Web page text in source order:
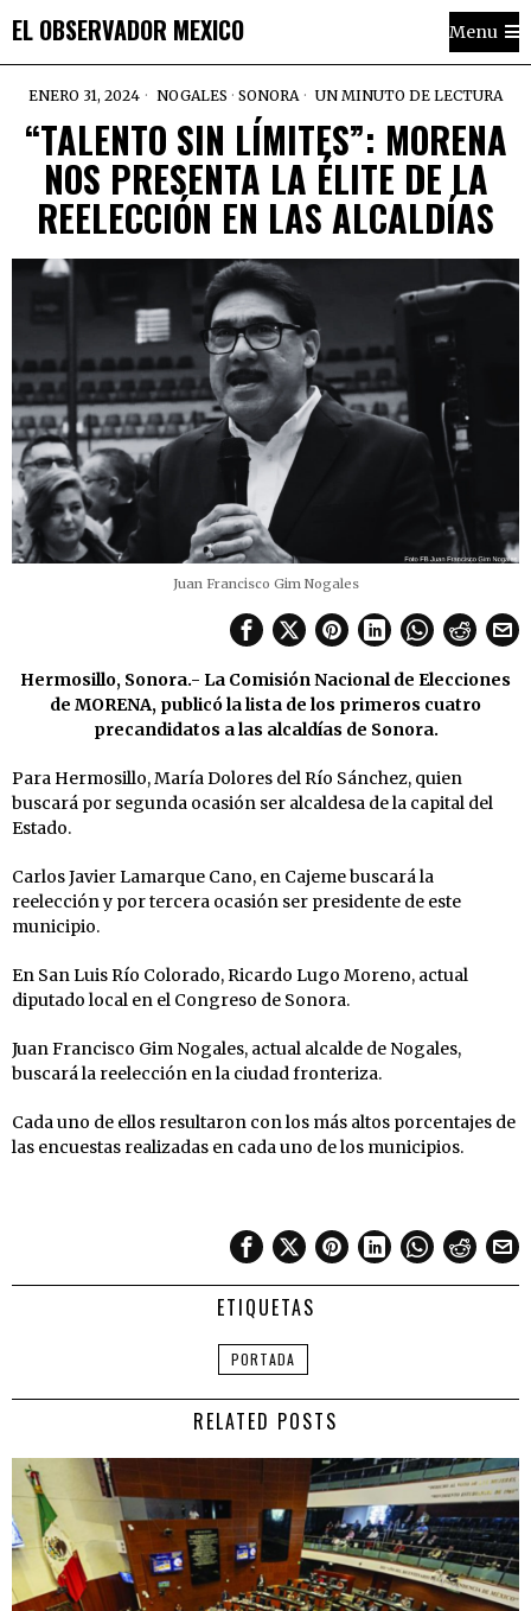
EL OBSERVADOR MEXICO Menu
ENERO 31, 2024 NOGALES · SONORA UN MINUTO DE LECTURA
“TALENTO SIN LÍMITES”: MORENA
NOS PRESENTA LA ÉLITE DE LA
REELECCIÓN EN LAS ALCALDÍAS
Juan Francisco Gim Nogales
Hermosillo, Sonora.- La Comisión Nacional de Elecciones
de MORENA, publicó la lista de los primeros cuatro
precandidatos a las alcaldías de Sonora.
Para Hermosillo, María Dolores del Río Sánchez, quien
buscará por segunda ocasión ser alcaldesa de la capital del
Estado.
Carlos Javier Lamarque Cano, en Cajeme buscará la
reelección y por tercera ocasión ser presidente de este
municipio.
En San Luis Río Colorado, Ricardo Lugo Moreno, actual
diputado local en el Congreso de Sonora.
Juan Francisco Gim Nogales, actual alcalde de Nogales,
buscará la reelección en la ciudad fronteriza.
Cada uno de ellos resultaron con los más altos porcentajes de
las encuestas realizadas en cada uno de los municipios.
ETIQUETAS
PORTADA
RELATED POSTS